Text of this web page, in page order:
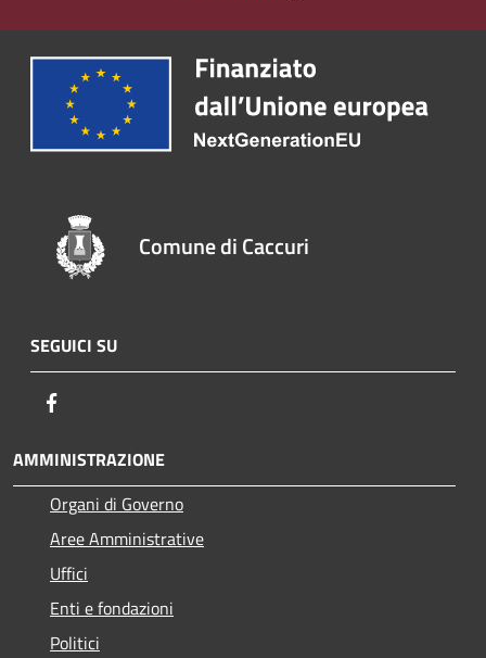
Comune di Caccuri
SEGUICI SU
AMMINISTRAZIONE
Organi di Governo
Aree Amministrative
Uffici
Enti e fondazioni
Politici